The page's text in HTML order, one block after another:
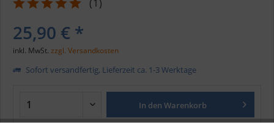
(1 )
25,90 € *
inkl. MwSt. zzgl. Versandkosten
Sofort versandfertig, Lieferzeit ca. 1-3 Werktage
In den Warenkorb